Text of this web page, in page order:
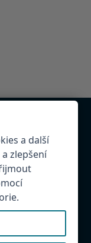
v
Vás přidáme
mohli
a další
zlepšení